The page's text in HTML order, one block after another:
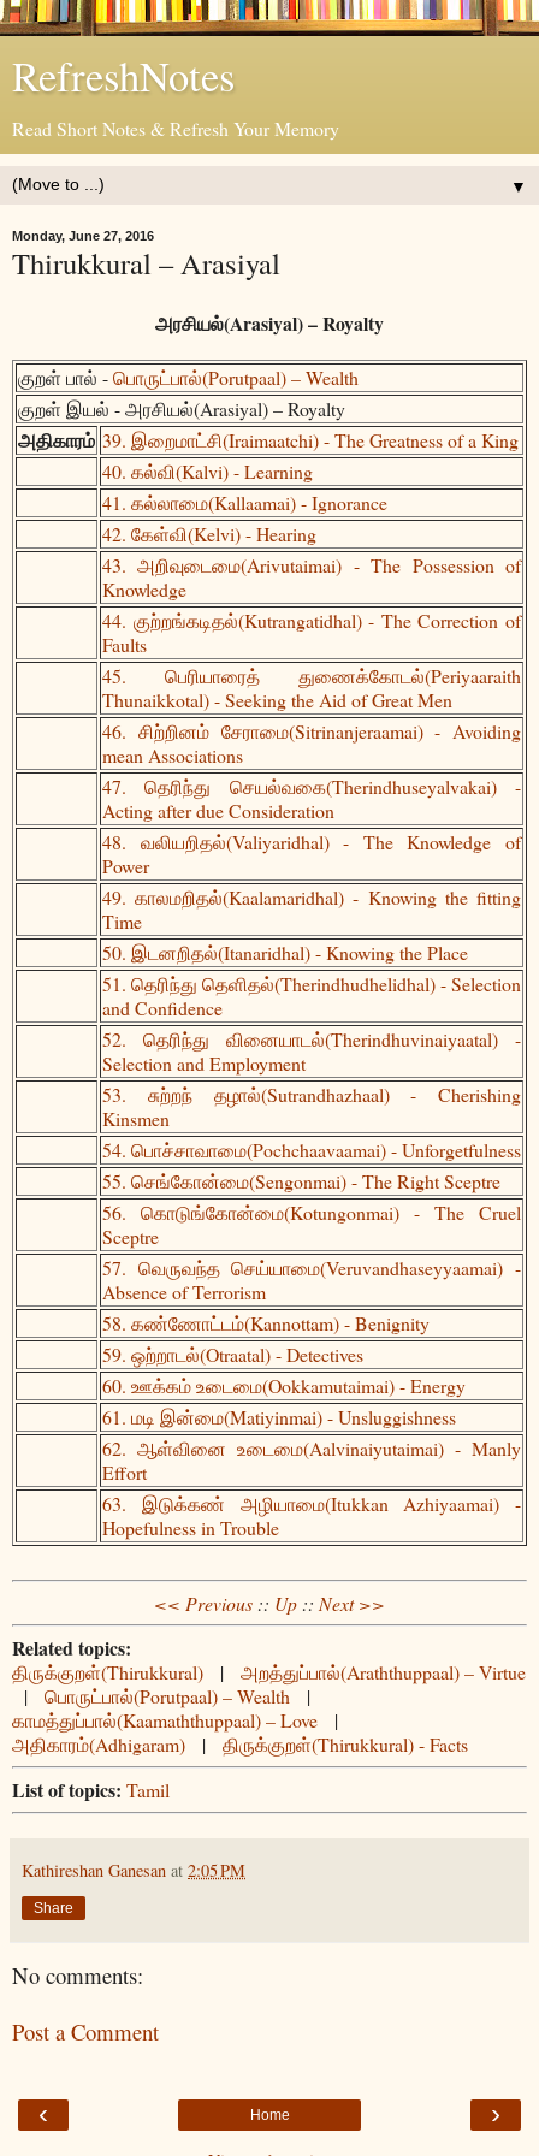
RefreshNotes
Read Short Notes & Refresh Your Memory
▼
Monday, June 27, 2016
Thirukkural – Arasiyal
அரசியல்(Arasiyal) – Royalty
குறள் பால் -பொருட்பால்(Porutpaal) – Wealth
குறள் இயல் - அரசியல்(Arasiyal) – Royalty
அதிகாரம் 39. இறைமாட்சி(Iraimaatchi) - The Greatness of a King
40. கல்வி(Kalvi) - Learning
41. கல்லாமை(Kallaamai) - Ignorance
42. கேள்வி(Kelvi) - Hearing
43. அறிவுடைமை(Arivutaimai) - The Possession of
Knowledge
44. குற்றங்கடிதல்(Kutrangatidhal) - The Correction of
Faults
45. பெரியாரைத் துணைக்கோடல்(Periyaaraith
Thunaikkotal) - Seeking the Aid of Great Men
46. சிற்றினம் சேராமை(Sitrinanjeraamai) - Avoiding
mean Associations
47. தெரிந்து செயல்வகை(Therindhuseyalvakai) -
Acting after due Consideration
48. வலியறிதல்(Valiyaridhal) - The Knowledge of
Power
49. காலமறிதல்(Kaalamaridhal) - Knowing the fitting
Time
50. இடனறிதல்(Itanaridhal) - Knowing the Place
51. தெரிந்து தெளிதல்(Therindhudhelidhal) - Selection
and Confidence
52. தெரிந்து வினையாடல்(Therindhuvinaiyaatal) -
Selection and Employment
53. சுற்றந் தழால்(Sutrandhazhaal) - Cherishing
Kinsmen
54. பொச்சாவாமை(Pochchaavaamai) - Unforgetfulness
55. செங்கோன்மை(Sengonmai) - The Right Sceptre
56. கொடுங்கோன்மை(Kotungonmai) - The Cruel
Sceptre
57. வெருவந்த செய்யாமை(Veruvandhaseyyaamai) -
Absence of Terrorism
58. கண்ணோட்டம்(Kannottam) - Benignity
59. ஒற்றாடல்(Otraatal) - Detectives
60. ஊக்கம் உடைமை(Ookkamutaimai) - Energy
61. மடி இன்மை(Matiyinmai) - Unsluggishness
62. ஆள்வினை உடைமை(Aalvinaiyutaimai) - Manly
Effort
63. இடுக்கண் அழியாமை(Itukkan Azhiyaamai) -
Hopefulness in Trouble
<< Previous :: Up :: Next >>
Related topics:
திருக்குறள்(Thirukkural) | அறத்துப்பால்(Araththuppaal) – Virtue
| பொருட்பால்(Porutpaal) – Wealth |
காமத்துப்பால்(Kaamaththuppaal) – Love |
அதிகாரம்(Adhigaram) | திருக்குறள்(Thirukkural) - Facts
List of topics: Tamil
Kathireshan Ganesan at 2:05 PM
Share
No comments:
Post a Comment
‹ ›
Home